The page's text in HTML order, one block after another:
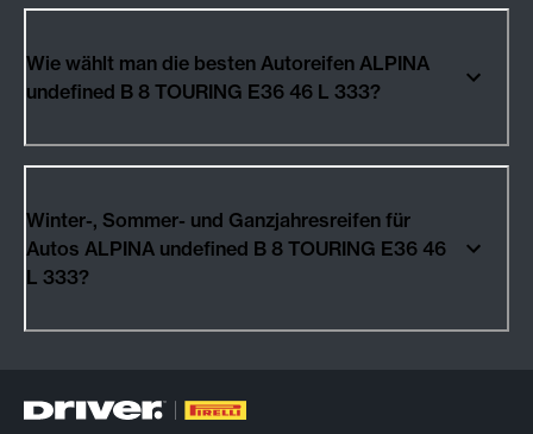
Wie wählt man die besten Autoreifen ALPINA
undefined B 8 TOURING E36 46 L 333?
Winter-, Sommer- und Ganzjahresreifen für
Autos ALPINA undefined B 8 TOURING E36 46
L 333?